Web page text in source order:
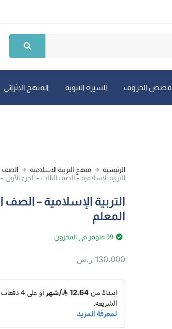
قصص الحروف السيرة النبوية المنهج الاثرائي
الرئيسية منهج التربية الاسلامية
الصف 3
التربية الإسلامية – الصف الثالث – الجزء الأول
التربية الإسلامية – الصف
المعلم
99 متوفر في المخزون
130.000 ر.س